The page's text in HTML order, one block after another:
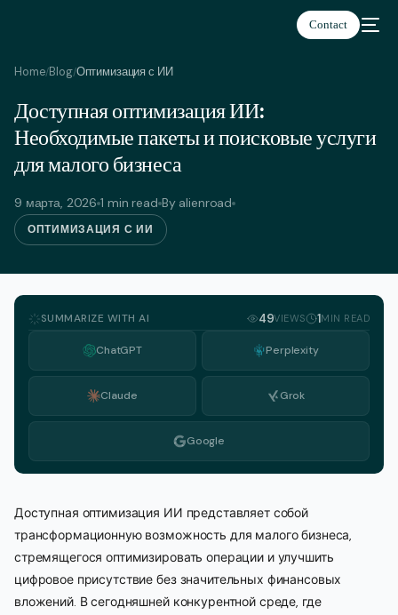
Contact
Home/Blog/Оптимизация с ИИ
Доступная оптимизация ИИ:
Необходимые пакеты и поисковые услуги
для малого бизнеса
9 марта, 2026 1 min read By alienroad
ОПТИМИЗАЦИЯ С ИИ
SUMMARIZE WITH AI 49VIEWS 1MIN READ
ChatGPT Perplexity
Claude Grok
Google
Доступная оптимизация ИИ представляет собой
трансформационную возможность для малого бизнеса,
стремящегося оптимизировать операции и улучшить
цифровое присутствие без значительных финансовых
вложений. В сегодняшней конкурентной среде, где
Русский